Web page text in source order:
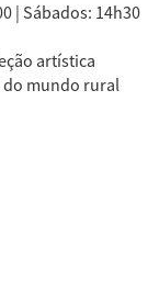
| Sábados: 14h30
artística
do mundo rural